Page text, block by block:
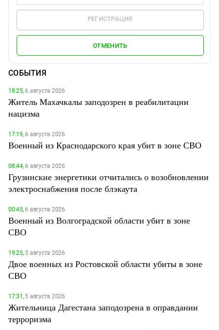
РЕГИСТРАЦИЯ
ОТМЕНИТЬ
СОБЫТИЯ
18:25,6 августа 2026
Житель Махачкалы заподозрен в реабилитации
нацизма
17:19,6 августа 2026
Военный из Краснодарского края убит в зоне СВО
08:44,6 августа 2026
Грузинские энергетики отчитались о возобновлении
электроснабжения после блэкаута
00:45,6 августа 2026
Военный из Волгоградской области убит в зоне
СВО
19:25,5 августа 2026
Двое военных из Ростовской области убиты в зоне
СВО
17:31,5 августа 2026
Жительница Дагестана заподозрена в оправдании
терроризма